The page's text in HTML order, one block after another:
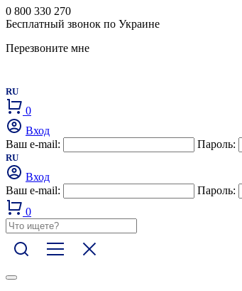
0 800 330 270
Бесплатный звонок по Украине
Перезвоните мне
RU
0
Вход
Ваш e-mail:
Пароль:
RU
Вход
Ваш e-mail:
Пароль:
0